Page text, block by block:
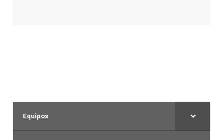
Otros productos
Equipos